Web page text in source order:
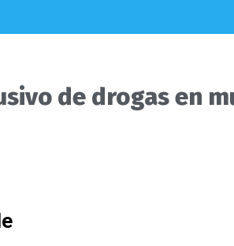
de drogas en